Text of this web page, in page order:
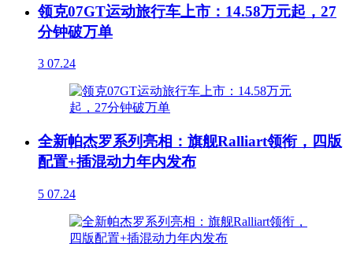
领克07GT运动旅行车上市：14.58万元起，27
分钟破万单
3 07.24
全新帕杰罗系列亮相：旗舰Ralliart领衔，四版
配置+插混动力年内发布
5 07.24